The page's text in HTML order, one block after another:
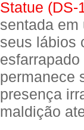
Statue (DS-
sentada em
seus lábios
permanece
presença
maldição